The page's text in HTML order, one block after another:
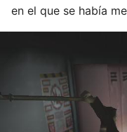
en el que se había